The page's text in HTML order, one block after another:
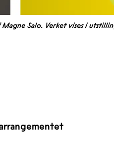
Salo. Verket vises i